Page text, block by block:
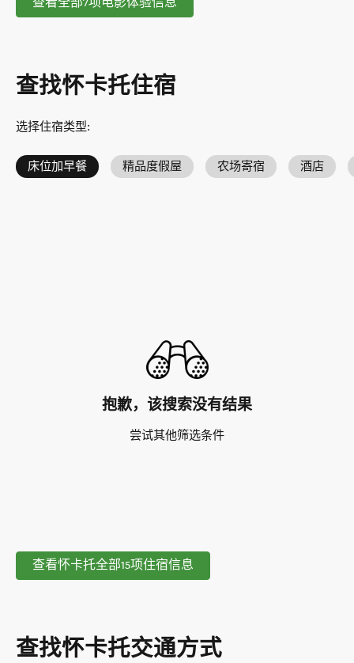
查看全部7项电影体验信息
查找怀卡托住宿
选择住宿类型:
床位加早餐 精品度假屋 农场寄宿 酒店
抱歉，该搜索没有结果
尝试其他筛选条件
查看怀卡托全部15项住宿信息
查找怀卡托交通方式